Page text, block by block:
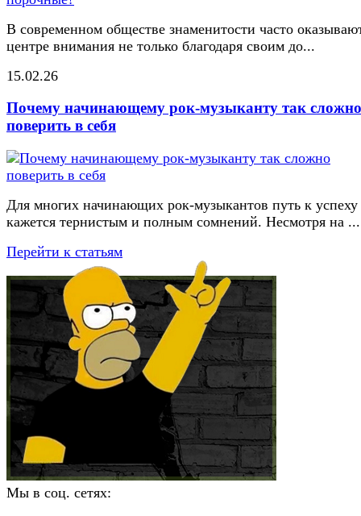
В современном обществе знаменитости часто
центре внимания не только благодаря своим до...
15.02.26
Почему начинающему рок-музыканту так сложно
поверить в себя
Для многих начинающих рок-музыкантов путь к успеху
кажется тернистым и полным сомнений. Несмотря на ...
Перейти к статьям
Мы в соц. сетях: